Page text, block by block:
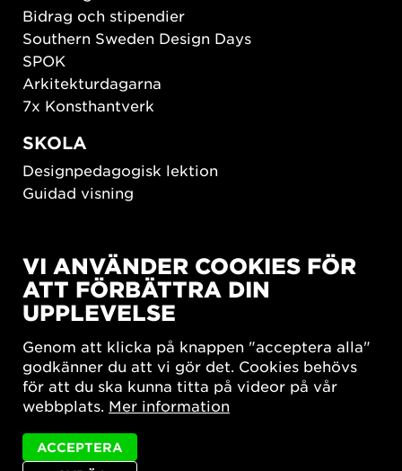
Bidrag och stipendier
Southern Sweden Design Days
SPOK
Arkitekturdagarna
7x Konsthantverk
SKOLA
Designpedagogisk lektion
Guidad visning
New European Bauhaus
SUSTAINORDIC
Share Future Living
What Matter_s
VI ANVÄNDER COOKIES FÖR
ATT FÖRBÄTTRA DIN
UPPLEVELSE
Genom att klicka på knappen "acceptera alla"
godkänner du att vi gör det. Cookies behövs
för att du ska kunna titta på videor på vår
webbplats. Mer information
ACCEPTERA